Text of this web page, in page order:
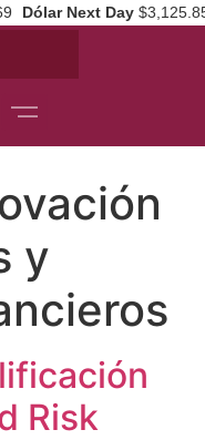
Dólar Next Day
y
Risk